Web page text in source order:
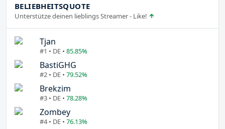
BELIEBHEITSQUOTE
Unterstütze deinen lieblings Streamer - Like!
Tjan
#1 • DE • 85.85%
BastiGHG
#2 • DE • 79.52%
Brekzim
#3 • DE • 78.28%
Zombey
#4 • DE • 76.13%